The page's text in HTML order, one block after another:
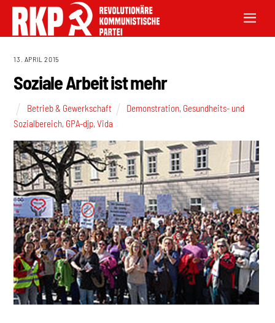
13. APRIL 2015
Soziale Arbeit ist mehr
Betrieb & Gewerkschaft Demonstration, Gesundheits- und
Sozialbereich, GPA-djp,Vida